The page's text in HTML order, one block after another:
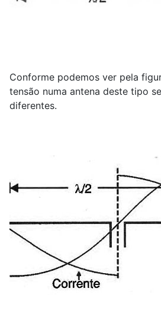
Conforme podemos ver pela
tensão numa antena deste tipo
diferentes.